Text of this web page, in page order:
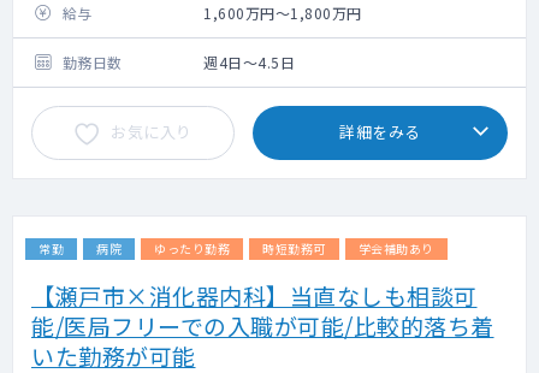
ックの健診の読影もお願い致します。
4月開院したばかりですので外来数は5～10名
程度となっております。
給与 1,600万円～1,800万円
勤務日数 週4日～4.5日
お気に入り 詳細をみる
常勤 病院 ゆったり勤務 時短勤務可 学会補助あり
【瀬戸市×消化器内科】当直なしも相談可
能/医局フリーでの入職が可能/比較的落ち着
いた勤務が可能